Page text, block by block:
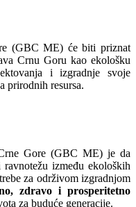
(GBC ME) će biti priznat
Crnu Goru kao ekološku
i izgradnje svoje
prirodnih resursa.
Gore (GBC ME) je da
ravnotežu između ekoloških
za održivom izgradnjom
zdravo i prosperitetno
za buduće generacije.